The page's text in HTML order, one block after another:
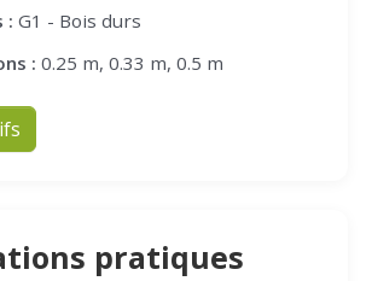
: G1 - Bois durs
: 0.25 m, 0.33 m, 0.5 m
pratiques